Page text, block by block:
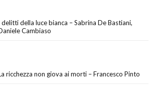
delitti della luce bianca – Sabrina De Bastiani,
Cambiaso
ricchezza non giova ai morti – Francesco Pinto